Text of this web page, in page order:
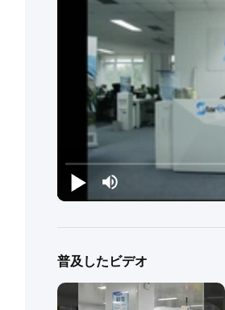
普及したビデオ